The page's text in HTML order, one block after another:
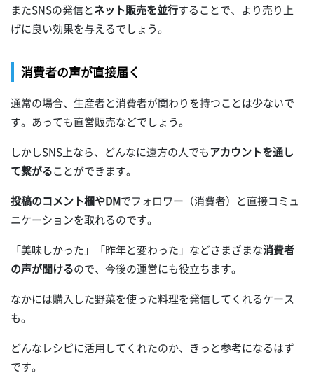
またSNSの発信とネット販売を並行することで、より売り上
げに良い効果を与えるでしょう。
消費者の声が直接届く
通常の場合、生産者と消費者が関わりを持つことは少ないで
す。あっても直営販売などでしょう。
しかしSNS上なら、どんなに遠方の人でもアカウントを通し
て繋がることができます。
投稿のコメント欄やDMでフォロワー（消費者）と直接コミュ
ニケーションを取れるのです。
「美味しかった」「昨年と変わった」などさまざまな消費者
の声が聞けるので、今後の運営にも役立ちます。
なかには購入した野菜を使った料理を発信してくれるケース
も。
どんなレシピに活用してくれたのか、きっと参考になるはず
です。